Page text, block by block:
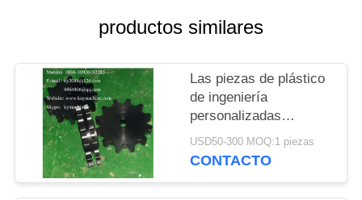
SITIO
PRIVACY
POLICY
productos similares
Las piezas de plástico
de ingeniería
personalizadas
alimentan cuerdas
dentadas de gusano
USD50-300 MOQ:1 piezas
CONTACTO